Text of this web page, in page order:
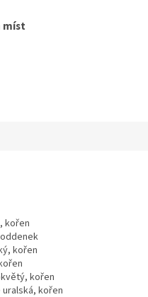
míst
kořen
oddenek
kořen
kořen
uralská, kořen